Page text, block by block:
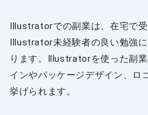
Illustratorでの副業は、在宅で
Illustrator未経験者の良い勉強
ります。Illustratorを使った副
インやパッケージデザイン、ロ
挙げられます。